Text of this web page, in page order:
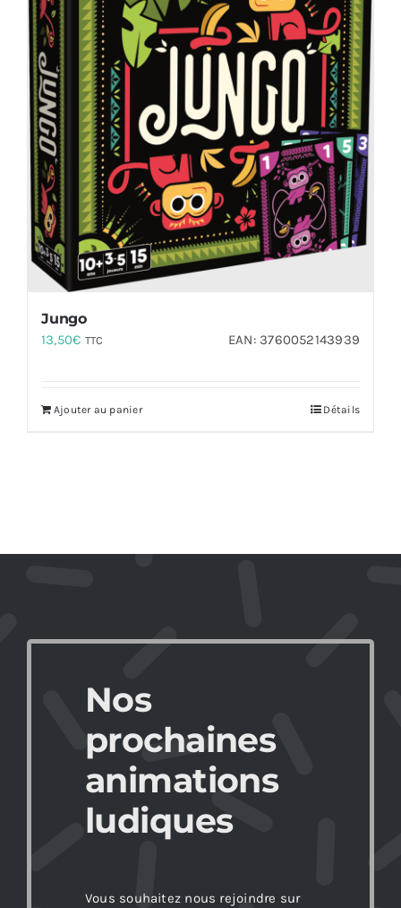
Jungo
13,50€ TTC EAN:3760052143939
Ajouter au panier Détails
Nos
prochaines
animations
ludiques
Vous souhaitez nous rejoindre sur